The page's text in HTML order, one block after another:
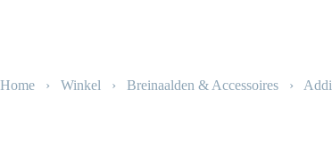
Home › Winkel › Breinaalden & Accessoires › Addi